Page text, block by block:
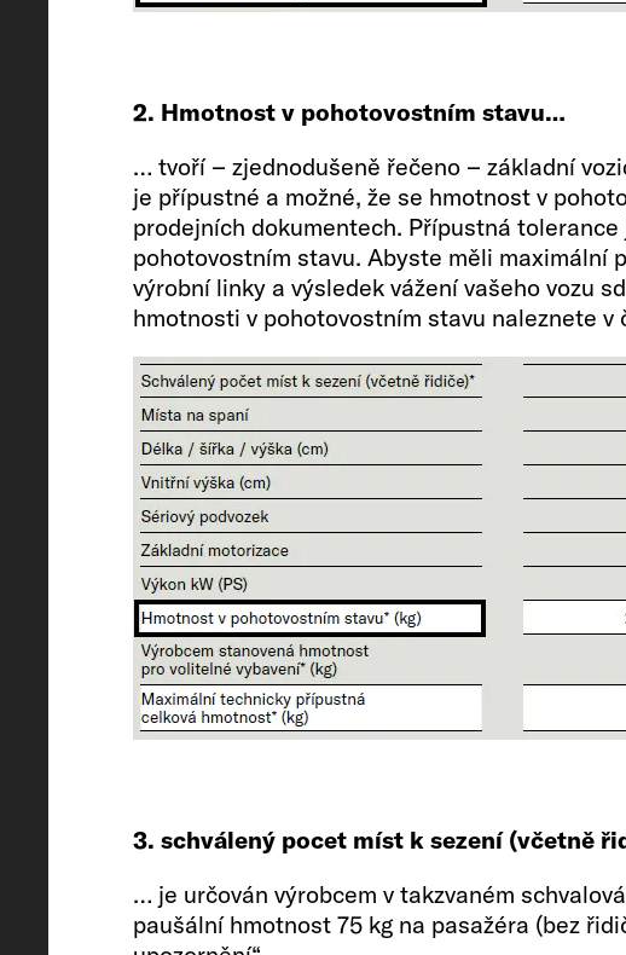
2. Hmotnost v pohotovostním stavu…
… tvoří – zjednodušeně řečeno – základní
je přípustné a možné, že se hmotnost v
prodejních dokumentech. Přípustná
pohotovostním stavu. Abyste měli maximální
výrobní linky a výsledek vážení vašeho vozu
hmotnosti v pohotovostním stavu naleznete v
3. schválený pocet míst k sezení (včetně
… je určován výrobcem v takzvaném
paušální hmotnost 75 kg na pasažéra (bez
Vozidlo
599 / 205 / 258 cm
190
Schválená místa k sezení (včetně řidiče)
Podvozek / motor / výkon kW (k)
Hmotnost v pohotovostním stavu* (kg)